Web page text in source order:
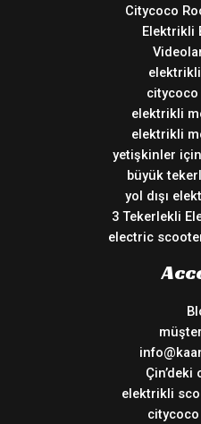
Citycoco
Elektrikli
citycoco
elektrikli
elektrikli
yetişkinler
büyük
yol dışı
3 Tekerlekli
electric
Çin’deki
elektrikli